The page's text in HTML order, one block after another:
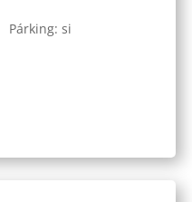
Párking: si